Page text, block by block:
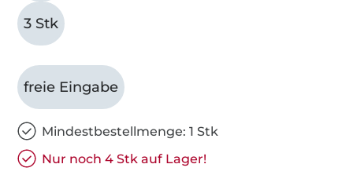
3 Stk
freie Eingabe
Mindestbestellmenge: 1 Stk
Nur noch 4 Stk auf Lager!